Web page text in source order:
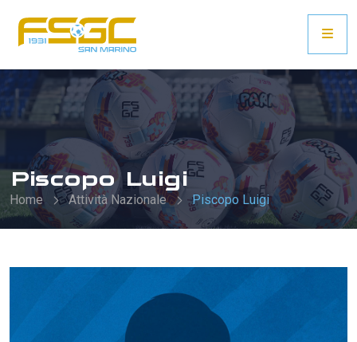
Piscopo Luigi
Home Attività Nazionale Piscopo Luigi